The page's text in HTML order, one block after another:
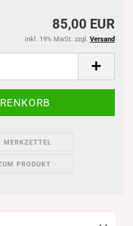
85,00 EUR
inkl. 19% MwSt. zzgl. Versand
MERKZETTEL
PRODUKT